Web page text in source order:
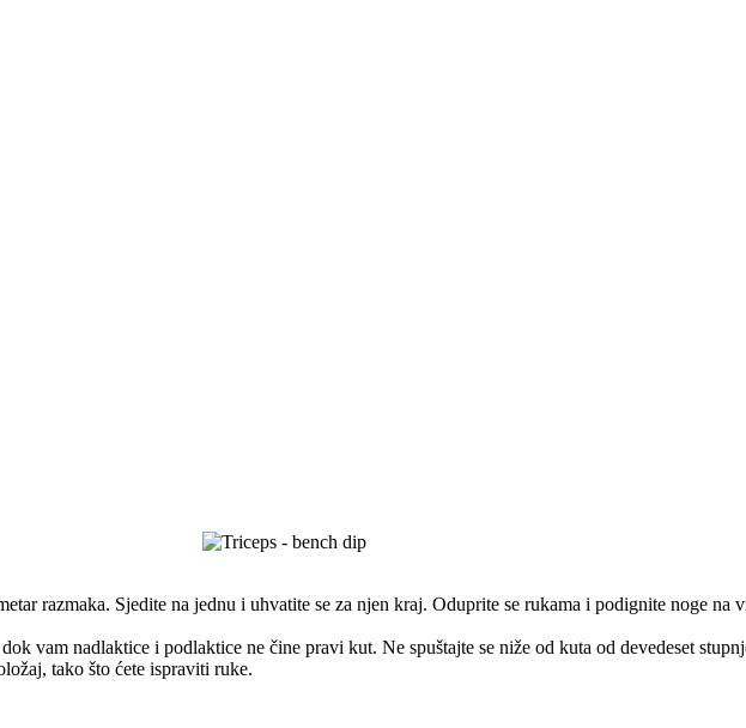
razmaka. Sjedite na jednu i uhvatite se za njen kraj. Oduprite se rukama i podignite noge na
vam nadlaktice i podlaktice ne čine pravi kut. Ne spuštajte se niže od kuta od devedeset
tako što ćete ispraviti ruke.